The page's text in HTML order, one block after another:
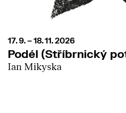
17. 9. – 18. 11. 2026
Podél (Stříbrnický
Ian Mikyska